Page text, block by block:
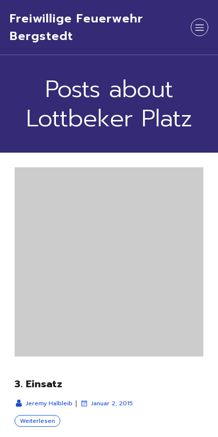
Freiwillige Feuerwehr
Bergstedt
Posts about
Lottbeker Platz
3. Einsatz
Jeremy Halbleib | Januar 2, 2015
Weiterlesen